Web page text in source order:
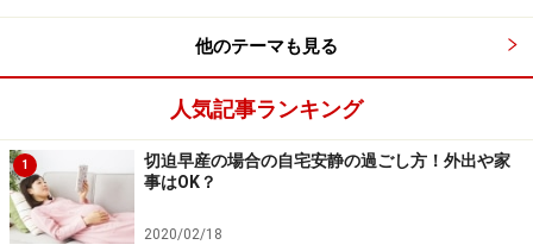
他のテーマも見る
人気記事ランキング
1
切迫早産の場合の自宅安静の過ごし方！外出や家
事はOK？
2020/02/18